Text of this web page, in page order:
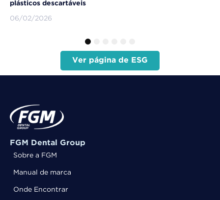
plásticos descartáveis
06/02/2026
4
Ver página de ESG
FGM Dental Group
Sobre a FGM
Manual de marca
Onde Encontrar